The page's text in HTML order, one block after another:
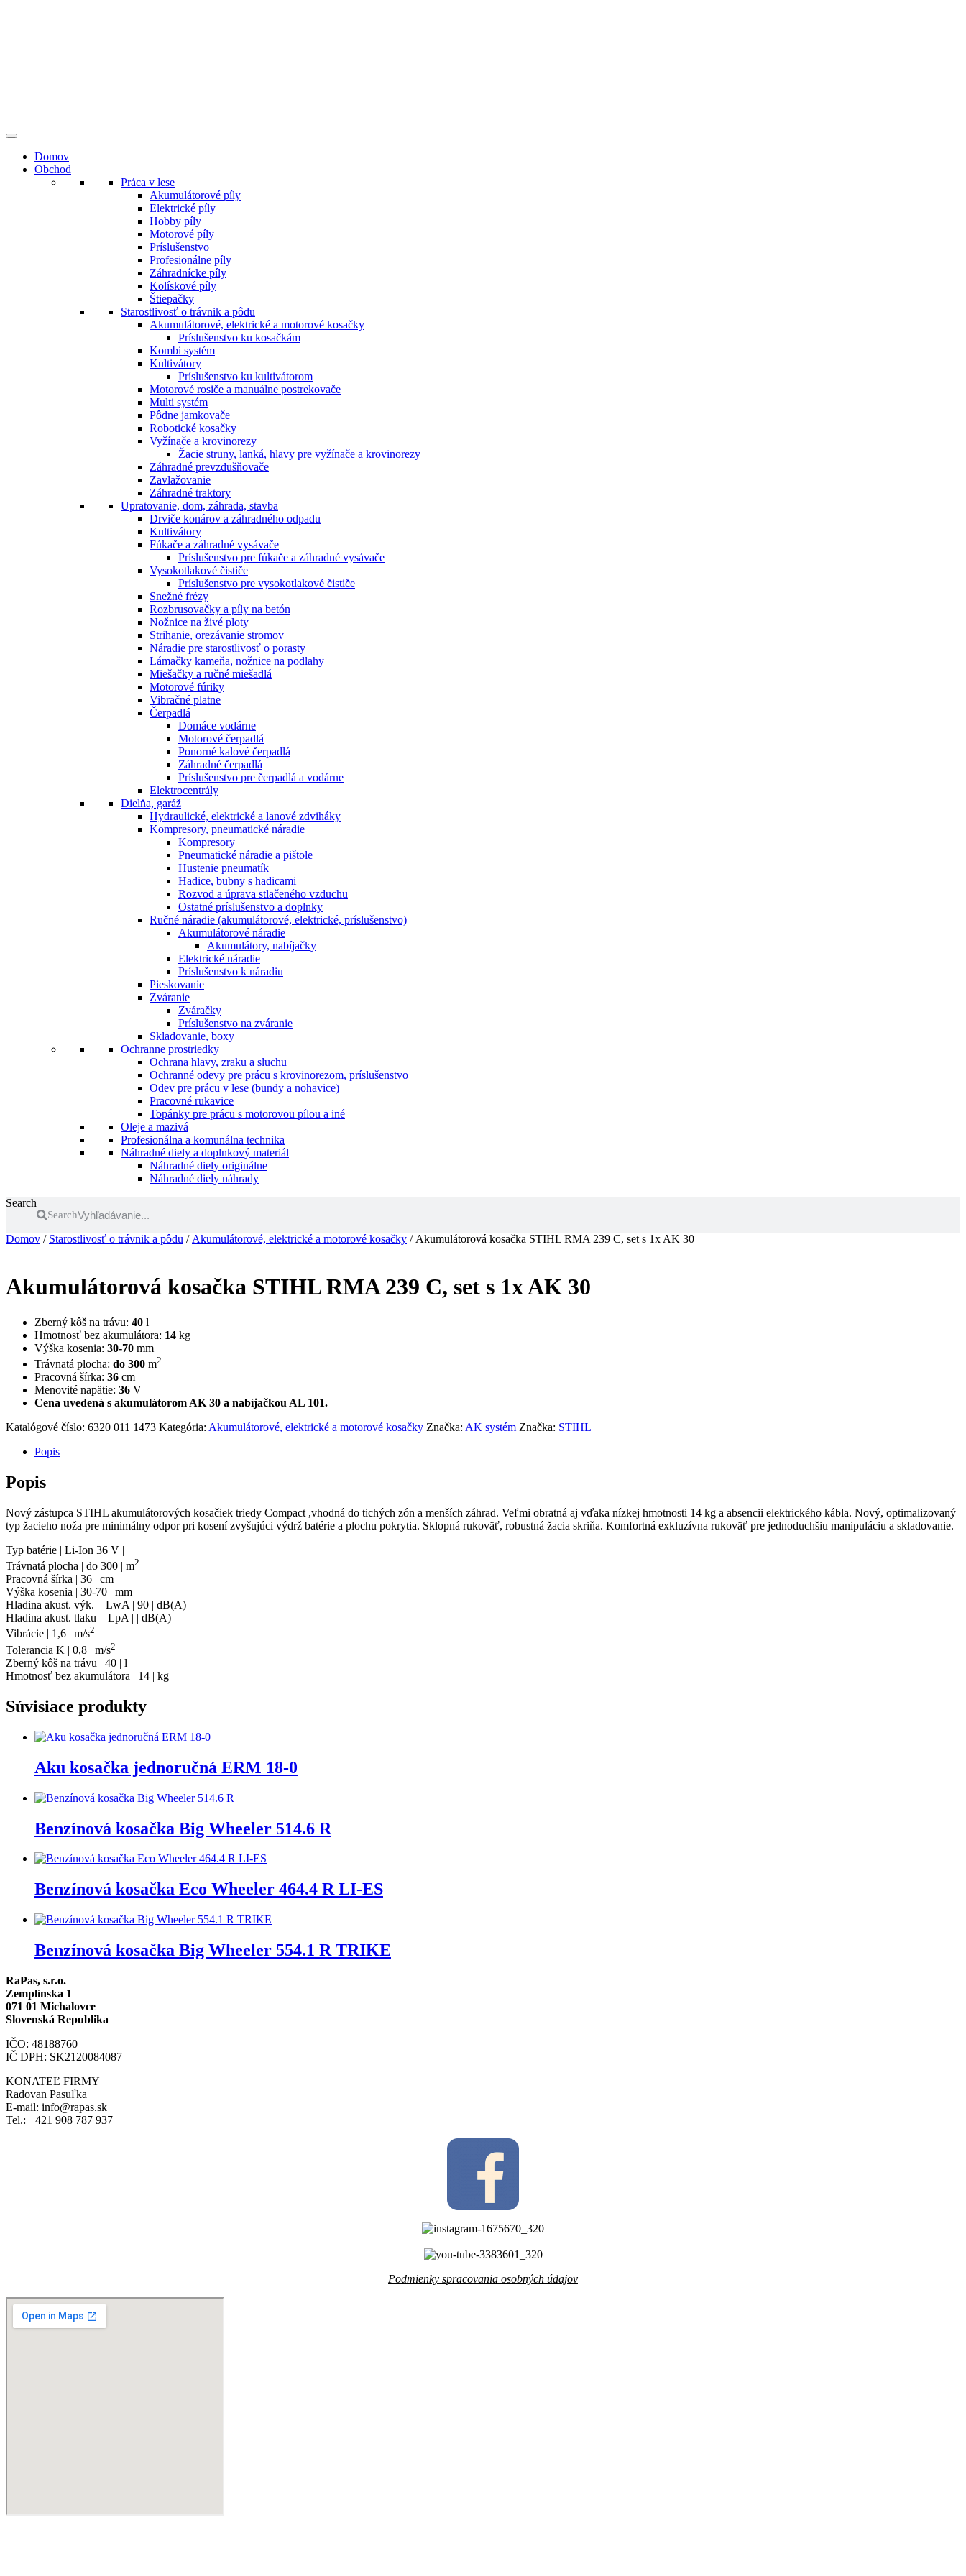
Domov
Obchod
Práca v lese
Akumulátorové píly
Elektrické píly
Hobby píly
Motorové píly
Príslušenstvo
Profesionálne píly
Záhradnícke píly
Kolískové píly
Štiepačky
Starostlivosť o trávnik a pôdu
Akumulátorové, elektrické a motorové kosačky
Príslušenstvo ku kosačkám
Kombi systém
Kultivátory
Príslušenstvo ku kultivátorom
Motorové rosiče a manuálne postrekovače
Multi systém
Pôdne jamkovače
Robotické kosačky
Vyžínače a krovinorezy
Žacie struny, lanká, hlavy pre vyžínače a krovinorezy
Záhradné prevzdušňovače
Zavlažovanie
Záhradné traktory
Upratovanie, dom, záhrada, stavba
Drviče konárov a záhradného odpadu
Kultivátory
Fúkače a záhradné vysávače
Príslušenstvo pre fúkače a záhradné vysávače
Vysokotlakové čističe
Príslušenstvo pre vysokotlakové čističe
Snežné frézy
Rozbrusovačky a píly na betón
Nožnice na živé ploty
Strihanie, orezávanie stromov
Náradie pre starostlivosť o porasty
Lámačky kameňa, nožnice na podlahy
Miešačky a ručné miešadlá
Motorové fúriky
Vibračné platne
Čerpadlá
Domáce vodárne
Motorové čerpadlá
Ponorné kalové čerpadlá
Záhradné čerpadlá
Príslušenstvo pre čerpadlá a vodárne
Elektrocentrály
Dielňa, garáž
Hydraulické, elektrické a lanové zdviháky
Kompresory, pneumatické náradie
Kompresory
Pneumatické náradie a pištole
Hustenie pneumatík
Hadice, bubny s hadicami
Rozvod a úprava stlačeného vzduchu
Ostatné príslušenstvo a doplnky
Ručné náradie (akumulátorové, elektrické, príslušenstvo)
Akumulátorové náradie
Akumulátory, nabíjačky
Elektrické náradie
Príslušenstvo k náradiu
Pieskovanie
Zváranie
Zváračky
Príslušenstvo na zváranie
Skladovanie, boxy
Ochranne prostriedky
Ochrana hlavy, zraku a sluchu
Ochranné odevy pre prácu s krovinorezom, príslušenstvo
Odev pre prácu v lese (bundy a nohavice)
Pracovné rukavice
Topánky pre prácu s motorovou pílou a iné
Oleje a mazivá
Profesionálna a komunálna technika
Náhradné diely a doplnkový materiál
Náhradné diely originálne
Náhradné diely náhrady
Search
Search
Domov / Starostlivosť o trávnik a pôdu / Akumulátorové, elektrické a motorové kosačky / Akumulátorová kosačka STIHL RMA 239 C, set s 1x AK 30
Akumulátorová kosačka STIHL RMA 239 C, set s 1x AK 30
Zberný kôš na trávu: 40 l
Hmotnosť bez akumulátora: 14 kg
Výška kosenia: 30-70 mm
Trávnatá plocha: do 300 m2
Pracovná šírka: 36 cm
Menovité napätie: 36 V
Cena uvedená s akumulátorom AK 30 a nabíjačkou AL 101.
Katalógové číslo: 6320 011 1473 Kategória: Akumulátorové, elektrické a motorové kosačky Značka: AK systém Značka: STIHL
Popis
Popis
Nový zástupca STIHL akumulátorových kosačiek triedy Compact ,vhodná do tichých zón a menších záhrad. Veľmi obratná aj vďaka nízkej hmotnosti 14 kg a absencii elektrického kábla. Nový, optimalizovaný
typ žacieho noža pre minimálny odpor pri kosení zvyšujúci výdrž batérie a plochu pokrytia. Sklopná rukoväť, robustná žacia skriňa. Komfortná exkluzívna rukoväť pre jednoduchšiu manipuláciu a skladovanie.
Typ batérie | Li-Ion 36 V |
Trávnatá plocha | do 300 | m2
Pracovná šírka | 36 | cm
Výška kosenia | 30-70 | mm
Hladina akust. výk. – LwA | 90 | dB(A)
Hladina akust. tlaku – LpA | | dB(A)
Vibrácie | 1,6 | m/s2
Tolerancia K | 0,8 | m/s2
Zberný kôš na trávu | 40 | l
Hmotnosť bez akumulátora | 14 | kg
Súvisiace produkty
Aku kosačka jednoručná ERM 18-0
Benzínová kosačka Big Wheeler 514.6 R
Benzínová kosačka Eco Wheeler 464.4 R LI-ES
Benzínová kosačka Big Wheeler 554.1 R TRIKE
RaPas, s.r.o.
Zemplínska 1
071 01 Michalovce
Slovenská Republika
IČO: 48188760
IČ DPH: SK2120084087
KONATEĽ FIRMY
Radovan Pasuľka
E-mail: info@rapas.sk
Tel.: +421 908 787 937
Podmienky spracovania osobných údajov